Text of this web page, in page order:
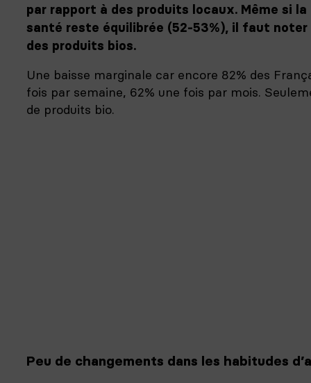
par rapport à des produits locaux. Même si
santé reste équilibrée (52-53%), il faut
des produits bios.
Une baisse marginale car encore 82% des
fois par semaine, 62% une fois par mois.
de produits bio.
Peu de changements dans les habitudes